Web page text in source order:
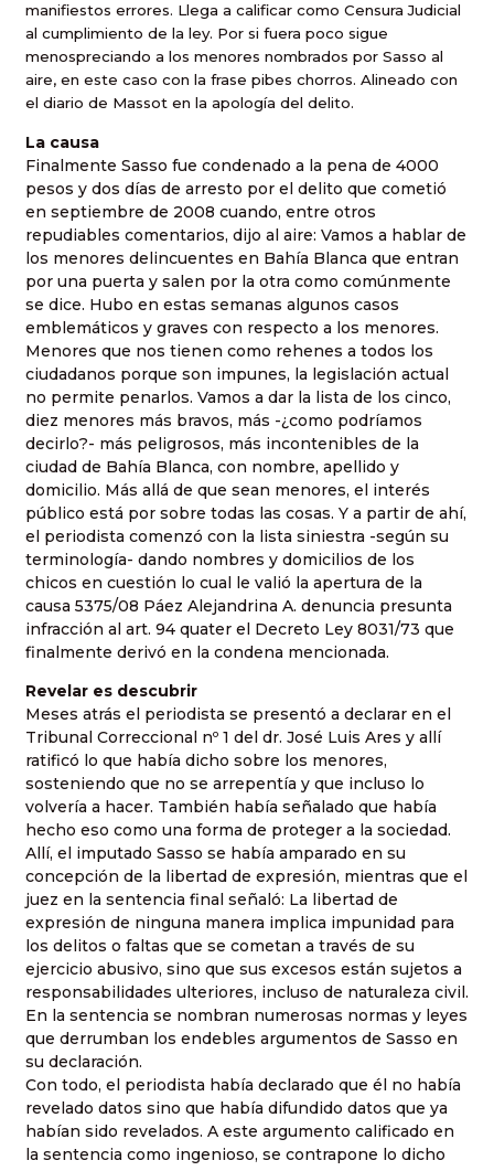
manifiestos errores. Llega a calificar como Censura Judicial
al cumplimiento de la ley. Por si fuera poco sigue
menospreciando a los menores nombrados por Sasso al
aire, en este caso con la frase pibes chorros. Alineado con
el diario de Massot en la apología del delito.
La causa
Finalmente Sasso fue condenado a la pena de 4000
pesos y dos días de arresto por el delito que cometió
en septiembre de 2008 cuando, entre otros
repudiables comentarios, dijo al aire: Vamos a hablar de
los menores delincuentes en Bahía Blanca que entran
por una puerta y salen por la otra como comúnmente
se dice. Hubo en estas semanas algunos casos
emblemáticos y graves con respecto a los menores.
Menores que nos tienen como rehenes a todos los
ciudadanos porque son impunes, la legislación actual
no permite penarlos. Vamos a dar la lista de los cinco,
diez menores más bravos, más -¿como podríamos
decirlo?- más peligrosos, más incontenibles de la
ciudad de Bahía Blanca, con nombre, apellido y
domicilio. Más allá de que sean menores, el interés
público está por sobre todas las cosas. Y a partir de ahí,
el periodista comenzó con la lista siniestra -según su
terminología- dando nombres y domicilios de los
chicos en cuestión lo cual le valió la apertura de la
causa 5375/08 Páez Alejandrina A. denuncia presunta
infracción al art. 94 quater el Decreto Ley 8031/73 que
finalmente derivó en la condena mencionada.
Revelar es descubrir
Meses atrás el periodista se presentó a declarar en el
Tribunal Correccional nº 1 del dr. José Luis Ares y allí
ratificó lo que había dicho sobre los menores,
sosteniendo que no se arrepentía y que incluso lo
volvería a hacer. También había señalado que había
hecho eso como una forma de proteger a la sociedad.
Allí, el imputado Sasso se había amparado en su
concepción de la libertad de expresión, mientras que el
juez en la sentencia final señaló: La libertad de
expresión de ninguna manera implica impunidad para
los delitos o faltas que se cometan a través de su
ejercicio abusivo, sino que sus excesos están sujetos a
responsabilidades ulteriores, incluso de naturaleza civil.
En la sentencia se nombran numerosas normas y leyes
que derrumban los endebles argumentos de Sasso en
su declaración.
Con todo, el periodista había declarado que él no había
revelado datos sino que había difundido datos que ya
habían sido revelados. A este argumento calificado en
la sentencia como ingenioso, se contrapone lo dicho